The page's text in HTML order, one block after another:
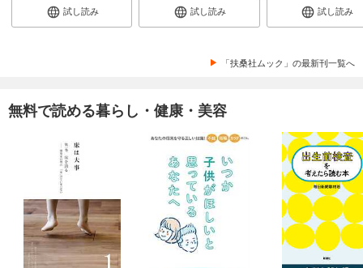
試し読み 試し読み 試し読み
「扶桑社ムック」の最新刊一覧へ
無料で読める暮らし・健康・美容